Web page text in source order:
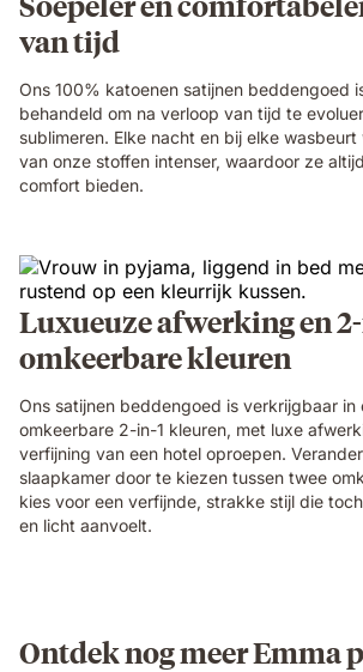
van tijd
Ons 100% katoenen satijnen beddengoed
behandeld om na verloop van tijd te
sublimeren. Elke nacht en bij elke
van onze stoffen intenser, waardoor ze
comfort bieden.
Luxueuze afwerking en
omkeerbare kleuren
Ons satijnen beddengoed is verkrijgbaar in
omkeerbare 2-in-1 kleuren, met luxe
verfijning van een hotel oproepen.
slaapkamer door te kiezen tussen twee
kies voor een verfijnde, strakke stijl die
en licht aanvoelt.
Ontdek nog meer Emma